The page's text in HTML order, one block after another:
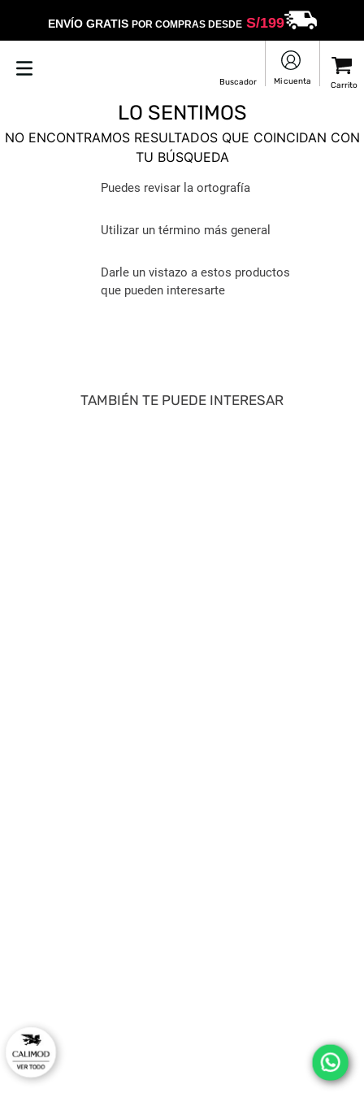
ENVÍO GRATIS POR COMPRAS DESDES/199
LO SENTIMOS
NO ENCONTRAMOS RESULTADOS QUE COINCIDAN CON
TU BÚSQUEDA
Puedes revisar la ortografía
Utilizar un término más general
Darle un vistazo a estos productos
que pueden interesarte
TAMBIÉN TE PUEDE INTERESAR